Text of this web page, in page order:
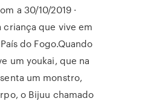
a 30/10/2019 ·
criança que vive em
do Fogo.Quando
um youkai, que na
um monstro,
o Bijuu chamado